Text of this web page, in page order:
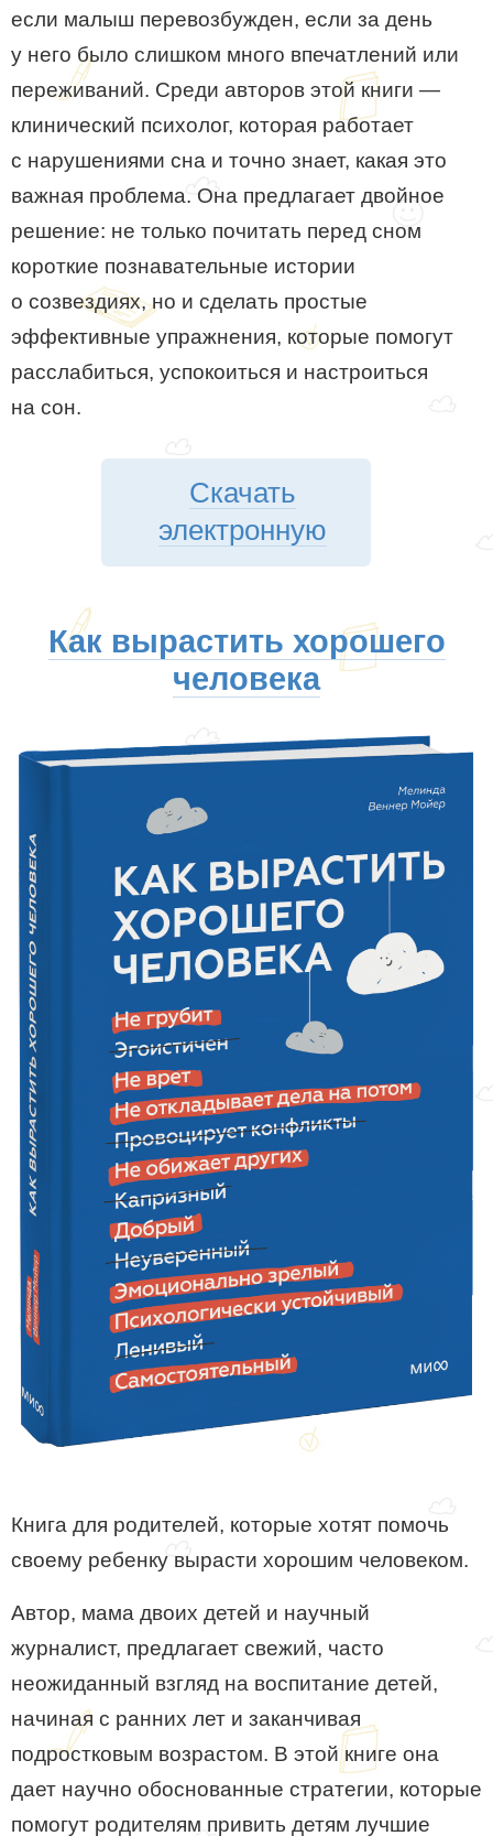
если малыш перевозбужден, если за день
у него было слишком много впечатлений или
переживаний. Среди авторов этой книги —
клинический психолог, которая работает
с нарушениями сна и точно знает, какая это
важная проблема. Она предлагает двойное
решение: не только почитать перед сном
короткие познавательные истории
о созвездиях, но и сделать простые
эффективные упражнения, которые помогут
расслабиться, успокоиться и настроиться
на сон.
Скачать
электронную
Как вырастить хорошего
человека
Книга для родителей, которые хотят помочь
своему ребенку вырасти хорошим человеком.
Автор, мама двоих детей и научный
журналист, предлагает свежий, часто
неожиданный взгляд на воспитание детей,
начиная с ранних лет и заканчивая
подростковым возрастом. В этой книге она
дает научно обоснованные стратегии, которые
помогут родителям привить детям лучшие